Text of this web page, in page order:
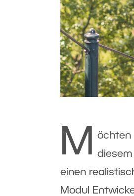
M
öchten
einen
Modul